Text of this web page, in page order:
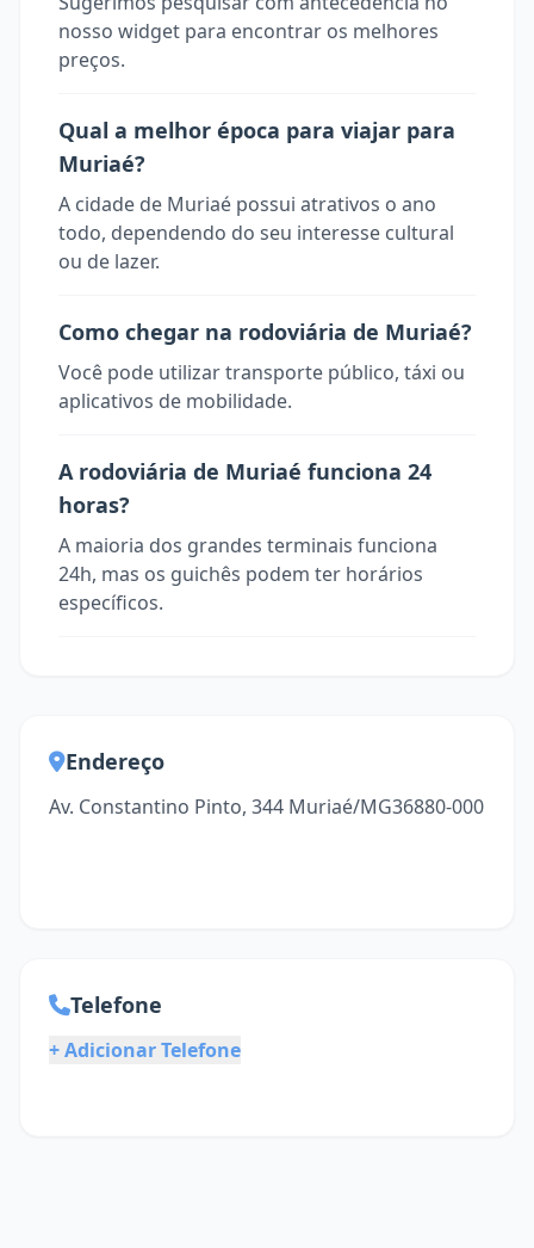
nosso widget para encontrar os melhores
preços.
Qual a melhor época para viajar para
Muriaé?
A cidade de Muriaé possui atrativos o ano
todo, dependendo do seu interesse cultural
ou de lazer.
Como chegar na rodoviária de Muriaé?
Você pode utilizar transporte público, táxi ou
aplicativos de mobilidade.
A rodoviária de Muriaé funciona 24
horas?
A maioria dos grandes terminais funciona
24h, mas os guichês podem ter horários
específicos.
Endereço
Av. Constantino Pinto, 344 Muriaé/MG36880-000
Telefone
+ Adicionar Telefone